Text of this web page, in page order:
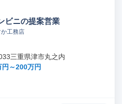
ビニの提案営業
工務店
三重県津市丸之内
～200万円